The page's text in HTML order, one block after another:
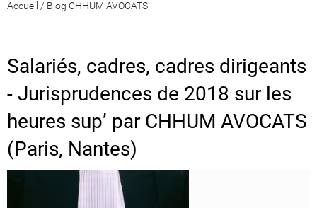
Accueil / Blog CHHUM AVOCATS
Salariés, cadres, cadres dirigeants
- Jurisprudences de 2018 sur les
heures sup’ par CHHUM AVOCATS
(Paris, Nantes)